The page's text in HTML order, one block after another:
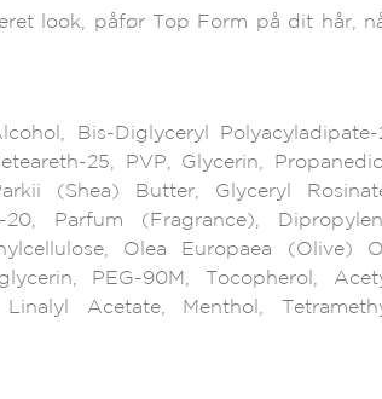
look, påfør Top Form på dit hår,
Bis-Diglyceryl Polyacyladipate-
25, PVP, Glycerin,
(Shea) Butter, Glyceryl
20, Parfum (Fragrance),
Olea Europaea (Olive)
PEG-90M, Tocopherol,
Acetate, Menthol,